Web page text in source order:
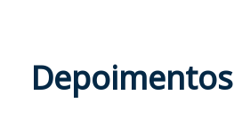
Depoimentos